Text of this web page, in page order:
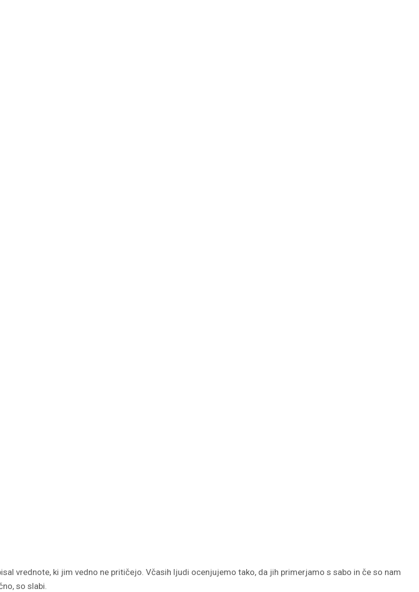
vrednote, ki jim vedno ne pritičejo. Včasih ljudi ocenjujemo tako, da jih primerjamo s sabo in če so nam
so slabi.